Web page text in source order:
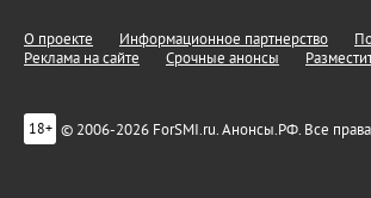
О проекте Информационное партнерство
Реклама на сайте
Срочные анонсы
18+ © 2006-2026 ForSMI.ru. Анонсы.РФ. Все